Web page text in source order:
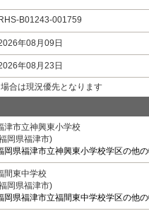
RHS-B01243-001759
年08月09日
年08月23日
合は現況優先となります
津市立神興東小学校
岡県福津市)
岡県福津市立神興東小学校学区の他
間東中学校
岡県福津市)
岡県福津市立福間東中学校学区の他